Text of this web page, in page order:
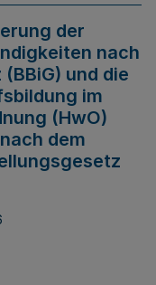
der
nach
und die
im
(HwO)
dem